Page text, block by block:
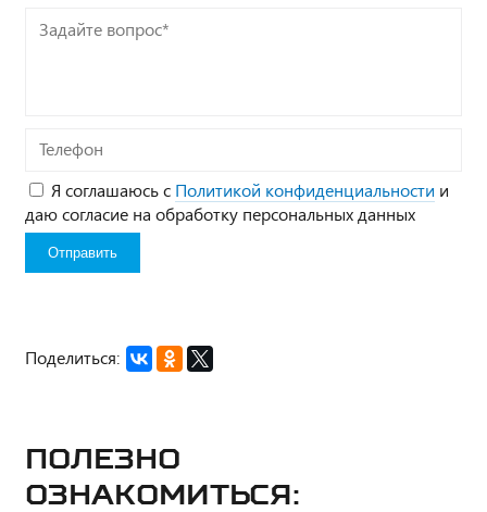
Задайте
вопрос*
Телефон
Я соглашаюсь с Политикой конфиденциальности и
даю согласие на обработку персональных данных
Поделиться:
Полезно
ознакомиться: